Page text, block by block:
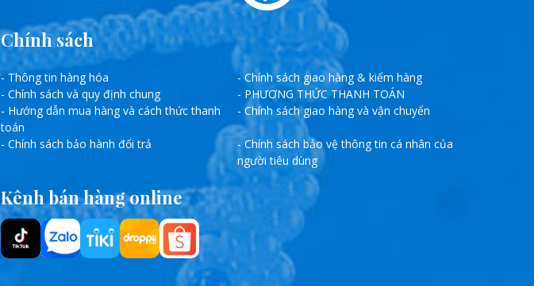
Chính sách
- Thông tin hàng hóa
- Chính sách giao hàng & kiểm hàng
- Chính sách và quy định chung
- PHƯƠNG THỨC THANH TOÁN
- Hướng dẫn mua hàng và cách thức thanh
toán
- Chính sách giao hàng và vận chuyển
- Chính sách bảo hành đổi trả
- Chính sách bảo vệ thông tin cá nhân của
người tiêu dùng
Kênh bán hàng online